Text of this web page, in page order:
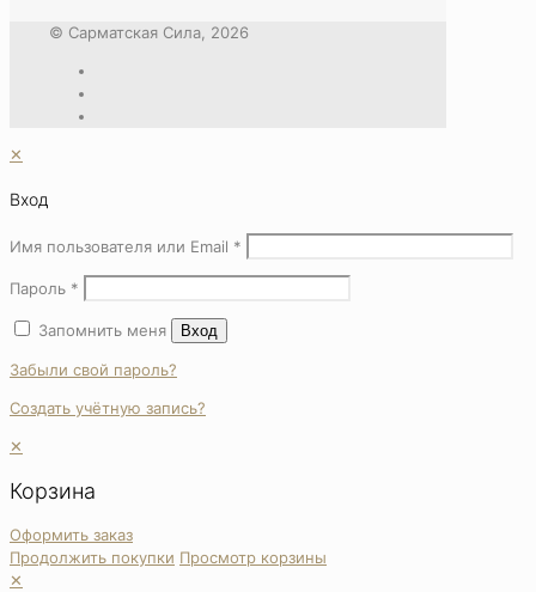
© Сарматская Сила, 2026
✕
Вход
Имя пользователя или Email *
Пароль *
Запомнить меня Вход
Забыли свой пароль?
Создать учётную запись?
✕
Корзина
Оформить заказ
Продолжить покупки Просмотр корзины
✕